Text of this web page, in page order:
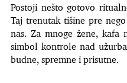
Postoji nešto gotovo
Taj trenutak tišine pre
nas. Za mnoge žene, kafa
simbol kontrole nad
budne, spremne i prisutne.